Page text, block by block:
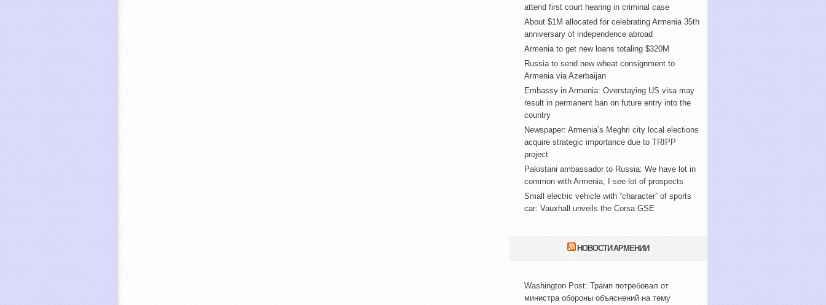
attend first court hearing in criminal case
About $1M allocated for celebrating Armenia 35th
anniversary of independence abroad
Armenia to get new loans totaling $320M
Russia to send new wheat consignment to
Armenia via Azerbaijan
Embassy in Armenia: Overstaying US visa may
result in permanent ban on future entry into the
country
Newspaper: Armenia’s Meghri city local elections
acquire strategic importance due to TRIPP
project
Pakistani ambassador to Russia: We have lot in
common with Armenia, I see lot of prospects
Small electric vehicle with “character” of sports
car: Vauxhall unveils the Corsa GSE
НОВОСТИ АРМЕНИИ
Washington Post: Трамп потребовал от
министра обороны объяснений на тему